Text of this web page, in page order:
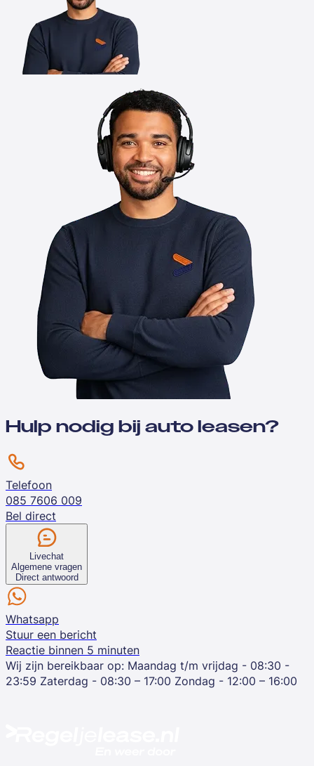
Hulp nodig bij auto leasen?
Telefoon
085 7606 009
Bel direct
Livechat
Algemene vragen
Direct antwoord
Whatsapp
Stuur een bericht
Reactie binnen 5 minuten
Wij zijn bereikbaar op: Maandag t/m vrijdag - 08:30 -
23:59 Zaterdag - 08:30 – 17:00 Zondag - 12:00 – 16:00